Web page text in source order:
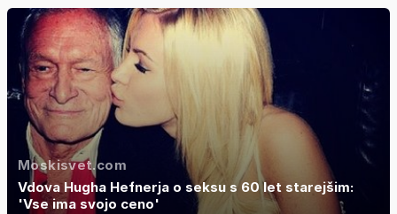
Moskisvet.com
Vdova Hugha Hefnerja o seksu s 60 let starejšim:
'Vse ima svojo ceno'